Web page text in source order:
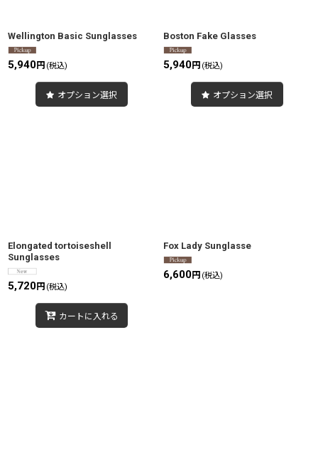
Wellington Basic Sunglasses
5,940円 (税込)
オプション選択
Boston Fake Glasses
5,940円 (税込)
オプション選択
Elongated tortoiseshell
Sunglasses
5,720円 (税込)
カートに入れる
Fox Lady Sunglasse
6,600円 (税込)